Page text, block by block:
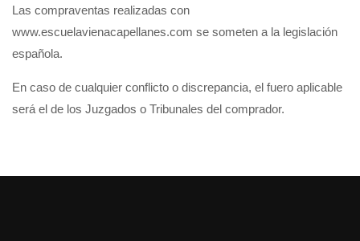
Las compraventas realizadas con
www.escuelavienacapellanes.com se someten a la legislación
española.
En caso de cualquier conflicto o discrepancia, el fuero aplicable
será el de los Juzgados o Tribunales del comprador.